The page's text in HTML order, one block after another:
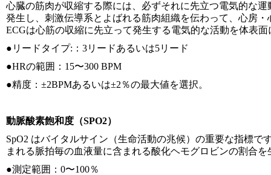
心臓の筋肉が収縮する際には、必ずそれに先立つ電気的な
発生し、刺激伝導系とよばれる筋肉組織を伝わって、心房・
ECGは心筋の収縮に先立って発生する電気的な活動を体表
●リードタイプ:：3リードあるいは5リード
●HRの範囲：15〜300 BPM
●精度：±2BPMあるいは±2％の最大値を選択。
動脈酸素飽和度（SPO2）
SpO2 はバイタルサイン（生命活動の兆候）の重要な指標
まれる脈拍毎の血液量に含まれる酸化ヘモグロビンの割合
●測定範囲：0〜100％